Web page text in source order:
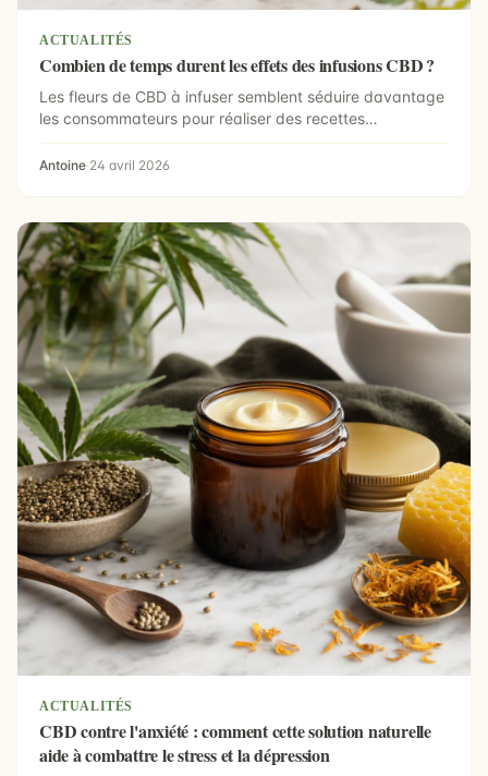
ACTUALITÉS
Combien de temps durent les effets des infusions CBD ?
Les fleurs de CBD à infuser semblent séduire davantage
les consommateurs pour réaliser des recettes
naturelles...
Antoine·24 avril 2026
ACTUALITÉS
CBD contre l'anxiété : comment cette solution naturelle
aide à combattre le stress et la dépression